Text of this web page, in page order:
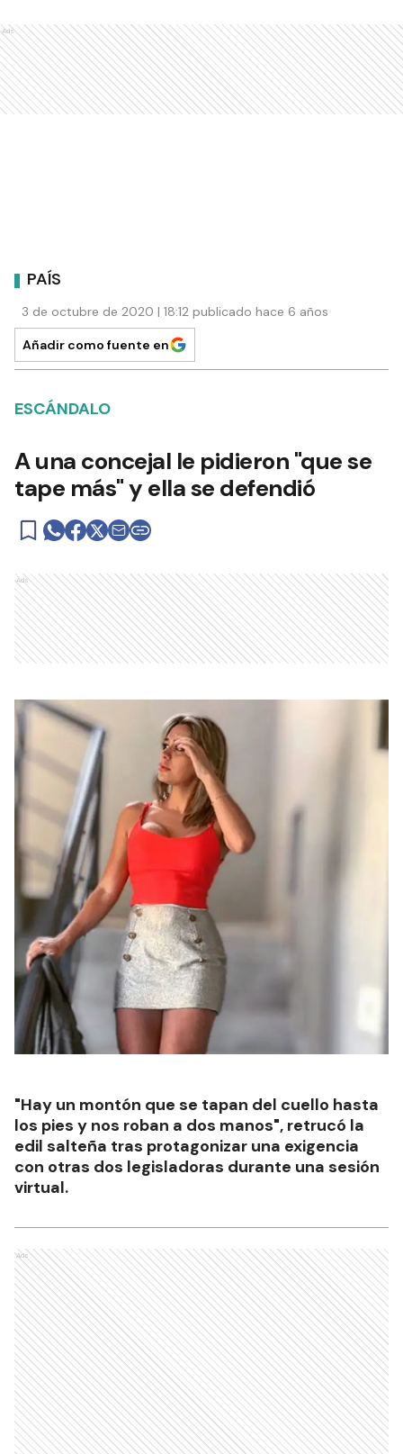
Ads
PAÍS
3 de octubre de 2020 | 18:12 publicado hace 6 años
Añadir como fuente en
ESCÁNDALO
A una concejal le pidieron "que se
tape más" y ella se defendió
Ads
"Hay un montón que se tapan del cuello hasta
los pies y nos roban a dos manos", retrucó la
edil salteña tras protagonizar una exigencia
con otras dos legisladoras durante una sesión
virtual.
Ads